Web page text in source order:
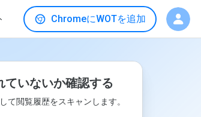
ChromeにWOTを追加
ていないか確認する
て閲覧履歴をスキャンします。